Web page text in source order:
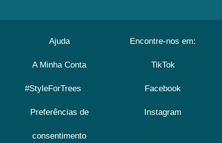
Ajuda
A Minha Conta
#StyleForTrees
Preferências de
consentimento
Encontre-nos em:
TikTok
Facebook
Instagram